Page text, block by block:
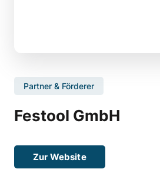
Partner & Förderer
Festool GmbH
Zur Website